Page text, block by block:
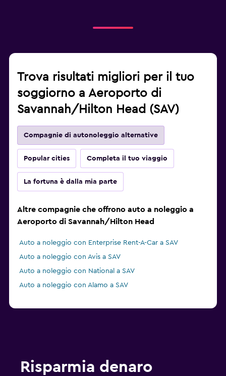
Trova risultati migliori per il tuo
soggiorno a Aeroporto di
Savannah/Hilton Head (SAV)
Compagnie di autonoleggio alternative
Popular cities Completa il tuo viaggio
La fortuna è dalla mia parte
Altre compagnie che offrono auto a noleggio a
Aeroporto di Savannah/Hilton Head
Auto a noleggio con Enterprise Rent-A-Car a SAV
Auto a noleggio con Avis a SAV
Auto a noleggio con National a SAV
Auto a noleggio con Alamo a SAV
Risparmia denaro